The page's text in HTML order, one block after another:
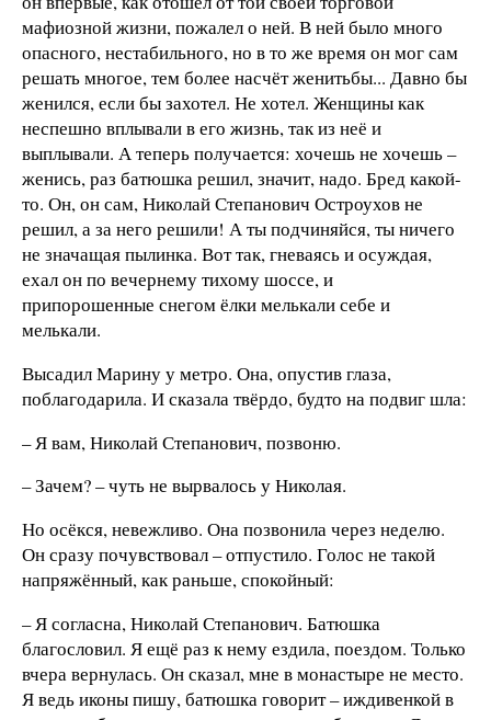
мафиозной жизни, пожалел о ней. В ней было много
опасного, нестабильного, но в то же время он мог сам
решать многое, тем более насчёт женитьбы... Давно бы
женился, если бы захотел. Не хотел. Женщины как
неспешно вплывали в его жизнь, так из неё и
выплывали. А теперь получается: хочешь не хочешь –
женись, раз батюшка решил, значит, надо. Бред какой-
то. Он, он сам, Николай Степанович Остроухов не
решил, а за него решили! А ты подчиняйся, ты ничего
не значащая пылинка. Вот так, гневаясь и осуждая,
ехал он по вечернему тихому шоссе, и
припорошенные снегом ёлки мелькали себе и
мелькали.
Высадил Марину у метро. Она, опустив глаза,
поблагодарила. И сказала твёрдо, будто на подвиг шла:
– Я вам, Николай Степанович, позвоню.
– Зачем? – чуть не вырвалось у Николая.
Но осёкся, невежливо. Она позвонила через неделю.
Он сразу почувствовал – отпустило. Голос не такой
напряжённый, как раньше, спокойный:
– Я согласна, Николай Степанович. Батюшка
благословил. Я ещё раз к нему ездила, поездом. Только
вчера вернулась. Он сказал, мне в монастыре не место.
Я ведь иконы пишу, батюшка говорит – иждивенкой в